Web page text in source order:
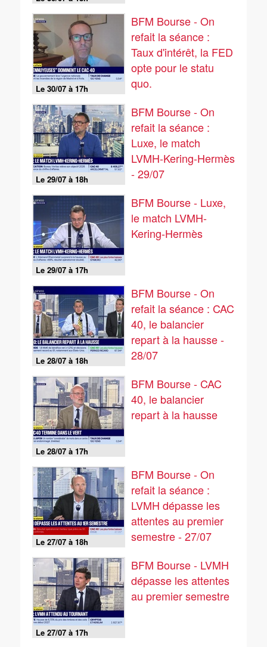
Le 30/07 à 17h
BFM Bourse - On
refait la séance :
Taux d'intérêt, la FED
opte pour le statu
quo.
Le 29/07 à 18h
BFM Bourse - On
refait la séance :
Luxe, le match
LVMH-Kering-Hermès
- 29/07
Le 29/07 à 17h
BFM Bourse - Luxe,
le match LVMH-
Kering-Hermès
Le 28/07 à 18h
BFM Bourse - On
refait la séance : CAC
40, le balancier
repart à la hausse -
28/07
Le 28/07 à 17h
BFM Bourse - CAC
40, le balancier
repart à la hausse
Le 27/07 à 18h
BFM Bourse - On
refait la séance :
LVMH dépasse les
attentes au premier
semestre - 27/07
Le 27/07 à 17h
BFM Bourse - LVMH
dépasse les attentes
au premier semestre